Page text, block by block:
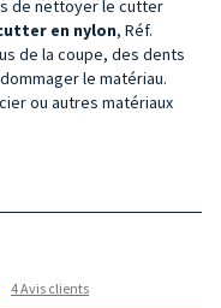
de nettoyer le cutter
en nylon, Réf.
de la coupe, des dents
le matériau.
ou autres matériaux
4 Avis clients